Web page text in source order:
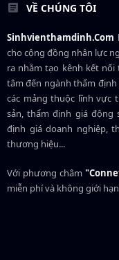
VỀ CHÚNG TÔI
Sinhvienthamdinh.Com
cho cộng đồng nhân lực
ra nhằm tạo kênh kết nối
tâm đến ngành thẩm
các mảng thuộc lĩnh vực
sản, thẩm định giá động
định giá doanh nghiệp,
thương hiệu...
Với phương châm
miễn phí và không giới